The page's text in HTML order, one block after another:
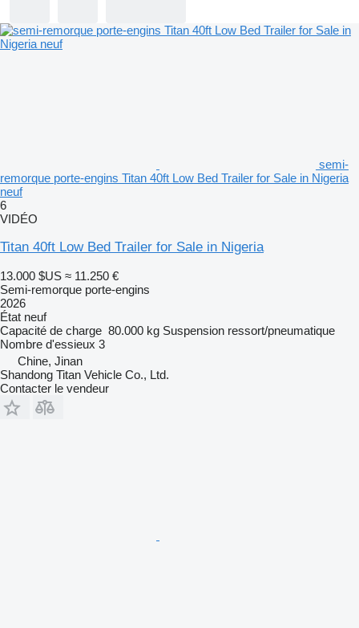
semi-
remorque porte-engins Titan 40ft Low Bed Trailer for Sale in Nigeria
neuf
6
VIDÉO
Titan 40ft Low Bed Trailer for Sale in Nigeria
13.000 $US ≈ 11.250 €
Semi-remorque porte-engins
2026
État neuf
Capacité de charge 80.000 kg Suspension ressort/pneumatique
Nombre d'essieux 3
Chine, Jinan
Shandong Titan Vehicle Co., Ltd.
Contacter le vendeur